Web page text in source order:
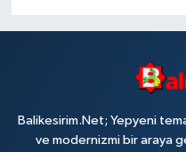
Balikesirim.Net; Yepyeni
ve modernizmi bir araya